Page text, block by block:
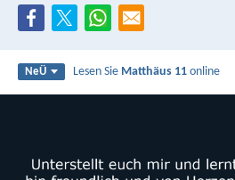
NeÜ Lesen Sie Matthäus 11 online